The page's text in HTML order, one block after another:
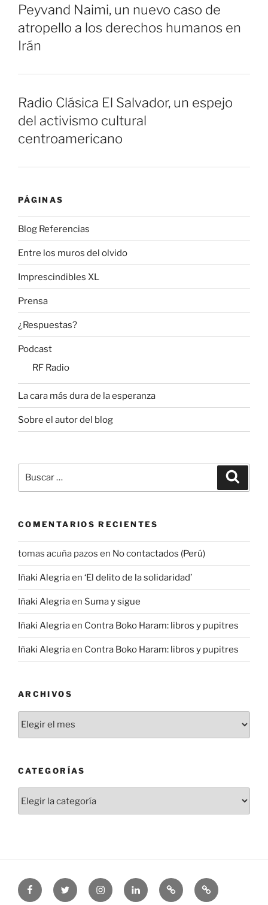
Peyvand Naimi, un nuevo caso de
atropello a los derechos humanos en
Irán
Radio Clásica El Salvador, un espejo
del activismo cultural
centroamericano
PÁGINAS
Blog Referencias
Entre los muros del olvido
Imprescindibles XL
Prensa
¿Respuestas?
Podcast
RF Radio
La cara más dura de la esperanza
Sobre el autor del blog
por:
COMENTARIOS RECIENTES
tomas acuña pazos en No contactados (Perú)
Iñaki Alegriaen ‘El delito de la solidaridad’
Iñaki Alegriaen Suma y sigue
Iñaki Alegriaen Contra Boko Haram: libros y pupitres
Iñaki Alegriaen Contra Boko Haram: libros y pupitres
ARCHIVOS
CATEGORÍAS
FacebookTwitter InstagramLinkedinThreadsBluesky